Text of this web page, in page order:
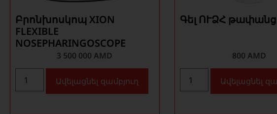
Բրոնխոսկոպ XION
FLEXIBLE
NOSEPHARINGOSCOPE
3 500 000AMD
Ավելացնել զամբյուղ
Գել ՈՒՁՀ
800 AMD
Ավելացնել